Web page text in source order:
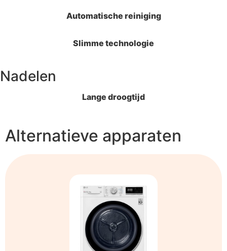
Automatische reiniging
Slimme technologie
Nadelen
Lange droogtijd
Alternatieve apparaten